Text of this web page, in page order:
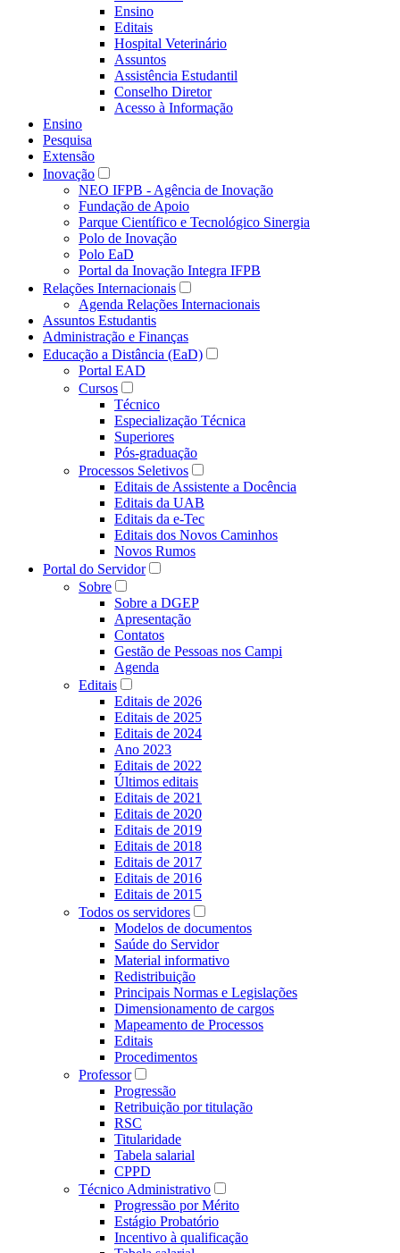
Ensino
Editais
Hospital Veterinário
Assuntos
Assistência Estudantil
Conselho Diretor
Acesso à Informação
Ensino
Pesquisa
Extensão
Inovação
NEO IFPB - Agência de Inovação
Fundação de Apoio
Parque Científico e Tecnológico Sinergia
Polo de Inovação
Polo EaD
Portal da Inovação Integra IFPB
Relações Internacionais
Agenda Relações Internacionais
Assuntos Estudantis
Administração e Finanças
Educação a Distância (EaD)
Portal EAD
Cursos
Técnico
Especialização Técnica
Superiores
Pós-graduação
Processos Seletivos
Editais de Assistente a Docência
Editais da UAB
Editais da e-Tec
Editais dos Novos Caminhos
Novos Rumos
Portal do Servidor
Sobre
Sobre a DGEP
Apresentação
Contatos
Gestão de Pessoas nos Campi
Agenda
Editais
Editais de 2026
Editais de 2025
Editais de 2024
Ano 2023
Editais de 2022
Últimos editais
Editais de 2021
Editais de 2020
Editais de 2019
Editais de 2018
Editais de 2017
Editais de 2016
Editais de 2015
Todos os servidores
Modelos de documentos
Saúde do Servidor
Material informativo
Redistribuição
Principais Normas e Legislações
Dimensionamento de cargos
Mapeamento de Processos
Editais
Procedimentos
Professor
Progressão
Retribuição por titulação
RSC
Titularidade
Tabela salarial
CPPD
Técnico Administrativo
Progressão por Mérito
Estágio Probatório
Incentivo à qualificação